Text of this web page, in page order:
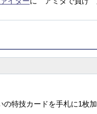
特技カードを手札に1枚